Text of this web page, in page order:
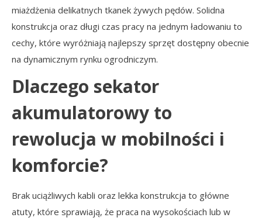
miażdżenia delikatnych tkanek żywych pędów. Solidna
konstrukcja oraz długi czas pracy na jednym ładowaniu to
cechy, które wyróżniają najlepszy sprzęt dostępny obecnie
na dynamicznym rynku ogrodniczym.
Dlaczego sekator
akumulatorowy to
rewolucja w mobilności i
komforcie?
Brak uciążliwych kabli oraz lekka konstrukcja to główne
atuty, które sprawiają, że praca na wysokościach lub w